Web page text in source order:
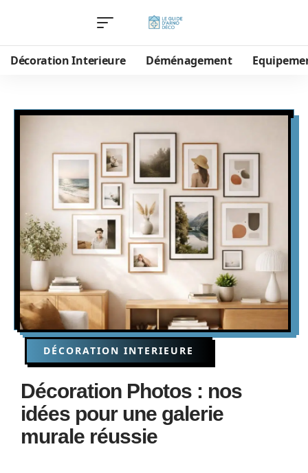
Décoration Interieure Déménagement
DÉCORATION INTERIEURE
Décoration Photos : nos
idées pour une galerie
murale réussie